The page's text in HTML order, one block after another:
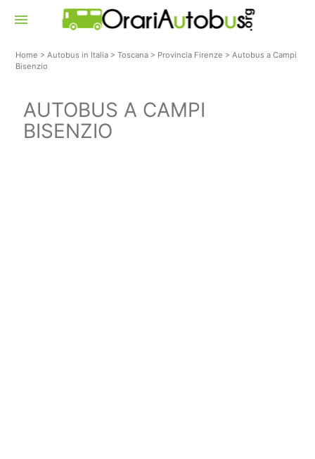
menu
Home >Autobus in Italia >Toscana > Provincia Firenze >Autobus a Campi
Bisenzio
AUTOBUS A CAMPI
BISENZIO